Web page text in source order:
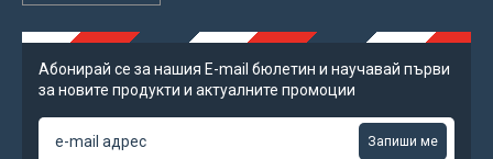
Абонирай се за нашия Е-mail бюлетин и научавай първи
за новите продукти и актуалните промоции
Запиши ме